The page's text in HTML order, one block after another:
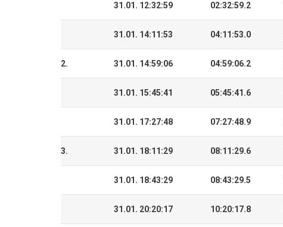
31.01. 12:32:59 02:32:59.2
31.01. 14:11:53 04:11:53.0
2. 31.01. 14:59:06 04:59:06.2
31.01. 15:45:41 05:45:41.6
31.01. 17:27:48 07:27:48.9
3. 31.01. 18:11:29 08:11:29.6
31.01. 18:43:29 08:43:29.5
31.01. 20:20:17 10:20:17.8